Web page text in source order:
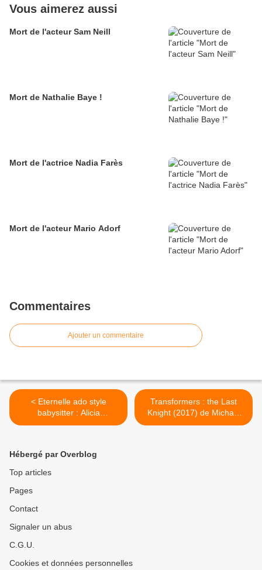
Vous aimerez aussi
Mort de l'acteur Sam Neill
Mort de Nathalie Baye !
Mort de l'actrice Nadia Farès
Mort de l'acteur Mario Adorf
Commentaires
Ajouter un commentaire
< Eternelle ado style
babysitter : Alicia
Silverstone
Transformers : the Last
Knight (2017) de Michael
Bay >
Hébergé par Overblog
Top articles
Pages
Contact
Signaler un abus
C.G.U.
Cookies et données personnelles